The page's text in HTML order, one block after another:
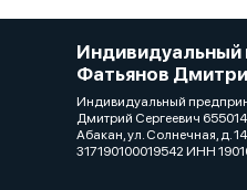
Индивидуальный
Фатьянов
Индивидуальный
Дмитрий Сергеевич
Абакан, ул. Солнечная, д.
317190100019542 ИНН